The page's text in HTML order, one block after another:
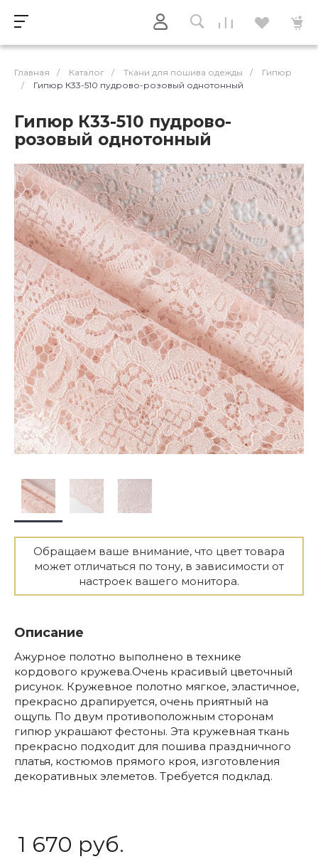
Главная / Каталог / Ткани для пошива одежды /
Гипюр
/
Гипюр К33-510 пудрово-розовый однотонный
Гипюр К33-510 пудрово-
розовый однотонный
Обращаем ваше внимание, что цвет товара
может отличаться по тону, в зависимости от
настроек вашего монитора.
Описание
Ажурное полотно выполнено в технике
кордового кружева.Очень красивый цветочный
рисунок. Кружевное полотно мягкое, эластичное,
прекрасно драпируется, очень приятный на
ощупь. По двум противоположным сторонам
гипюр украшают фестоны. Эта кружевная ткань
прекрасно подходит для пошива праздничного
платья, костюмов прямого кроя, изготовления
декоративных элеметов. Требуется подклад.
1 670 руб.